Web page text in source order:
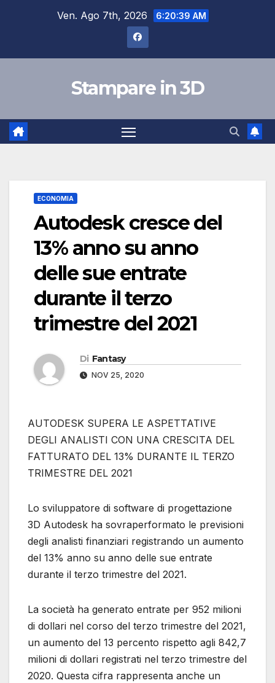
Ven. Ago 7th, 2026 6:20:40 AM
Stampare in 3D
ECONOMIA
Autodesk cresce del
13% anno su anno
delle sue entrate
durante il terzo
trimestre del 2021
Di Fantasy
NOV 25, 2020
AUTODESK SUPERA LE ASPETTATIVE
DEGLI ANALISTI CON UNA CRESCITA DEL
FATTURATO DEL 13% DURANTE IL TERZO
TRIMESTRE DEL 2021
Lo sviluppatore di software di progettazione
3D Autodesk ha sovraperformato le previsioni
degli analisti finanziari registrando un aumento
del 13% anno su anno delle sue entrate
durante il terzo trimestre del 2021.
La società ha generato entrate per 952 milioni
di dollari nel corso del terzo trimestre del 2021,
un aumento del 13 percento rispetto agli 842,7
milioni di dollari registrati nel terzo trimestre del
2020. Questa cifra rappresenta anche un